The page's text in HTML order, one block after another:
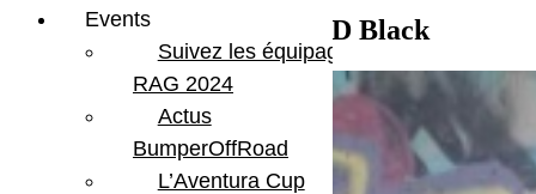
Optiques à led
Parechoc arrière acier
Jeep JK Unlimited 2.8 CRD Black
Events
Suivez les équipages
RAG 2024
Actus
BumperOffRoad
L’Aventura Cup